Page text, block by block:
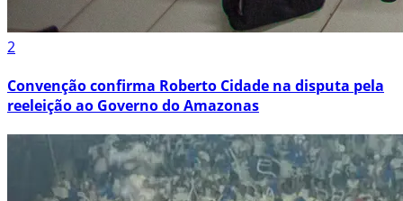
2
Convenção confirma Roberto Cidade na disputa pela
reeleição ao Governo do Amazonas